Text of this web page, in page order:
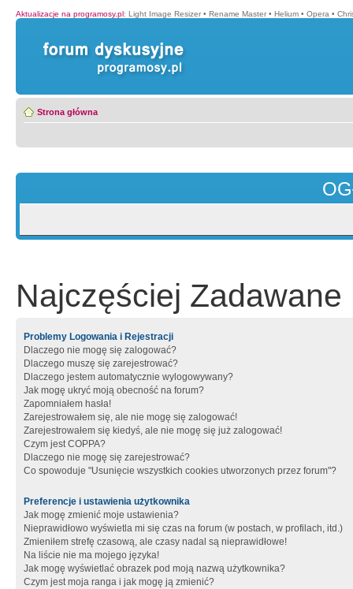
Aktualizacje na programosy.pl: Light Image Resizer • Rename Master • Helium • Opera •
Strona główna
Najczęściej Zadawane
Problemy Logowania i Rejestracji
Dlaczego nie mogę się zalogować?
Dlaczego muszę się zarejestrować?
Dlaczego jestem automatycznie wylogowywany?
Jak mogę ukryć moją obecność na forum?
Zapomniałem hasła!
Zarejestrowałem się, ale nie mogę się zalogować!
Zarejestrowałem się kiedyś, ale nie mogę się już zalogować!
Czym jest COPPA?
Dlaczego nie mogę się zarejestrować?
Co spowoduje "Usunięcie wszystkich cookies utworzonych przez forum"?
Preferencje i ustawienia użytkownika
Jak mogę zmienić moje ustawienia?
Nieprawidłowo wyświetla mi się czas na forum (w postach, w profilach, itd.)
Zmieniłem strefę czasową, ale czasy nadal są nieprawidłowe!
Na liście nie ma mojego języka!
Jak mogę wyświetlać obrazek pod moją nazwą użytkownika?
Czym jest moja ranga i jak mogę ją zmienić?